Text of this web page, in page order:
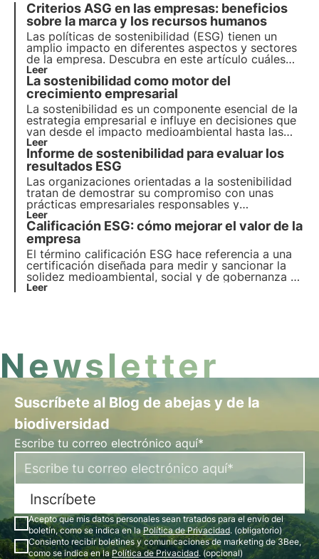
Criterios ASG en las empresas: beneficios
sobre la marca y los recursos humanos
Las políticas de sostenibilidad (ESG) tienen un
amplio impacto en diferentes aspectos y sectores
de la empresa. Descubra en este artículo cuáles
son los beneficios específicos para la marca y cuál
es el papel de los recursos humanos.
Leer
La sostenibilidad como motor del
crecimiento empresarial
La sostenibilidad es un componente esencial de la
estrategia empresarial e influye en decisiones que
van desde el impacto medioambiental hasta las
políticas sociales. Este artículo explora el papel de
la sostenibilidad en el panorama económico, con
referencia a las tendencias emergentes entre los
consumidores y las empresas italianas.
Leer
Informe de sostenibilidad para evaluar los
resultados ESG
Las organizaciones orientadas a la sostenibilidad
tratan de demostrar su compromiso con unas
prácticas empresariales responsables y
transparentes. Para ello, la memoria de
sostenibilidad ha demostrado ser una herramienta
clave para evaluar y comunicar los resultados ASG
de una empresa.
Leer
Calificación ESG: cómo mejorar el valor de la
empresa
El término calificación ESG hace referencia a una
certificación diseñada para medir y sancionar la
solidez medioambiental, social y de gobernanza de
una empresa. En este artículo, descubriremos
Leer
Newsletter
Suscríbete al Blog de abejas y de la
biodiversidad
Escribe tu correo electrónico aquí*
Inscríbete
Acepto que mis datos personales sean tratados para el envío del
boletín, como se indica en laPolítica de Privacidad. (obligatorio)
Consiento recibir boletines y comunicaciones de marketing de 3Bee,
como se indica en laPolítica de Privacidad. (opcional)